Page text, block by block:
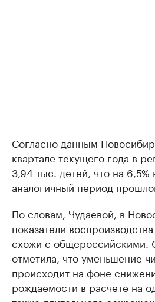
Согласно данным
квартале текущего года в
3,94 тыс. детей, что на 6,5%
аналогичный период
По словам, Чудаевой, в
показатели
схожи с общероссийскими.
отметила, что уменьшение
происходит на фоне
рождаемости в расчете на